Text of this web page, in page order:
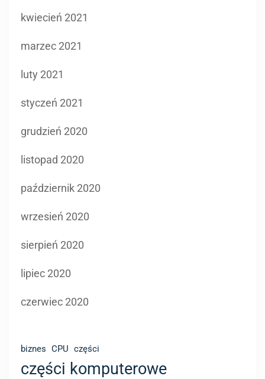
kwiecień 2021
marzec 2021
luty 2021
styczeń 2021
grudzień 2020
listopad 2020
październik 2020
wrzesień 2020
sierpień 2020
lipiec 2020
czerwiec 2020
biznes CPU części
części komputerowe